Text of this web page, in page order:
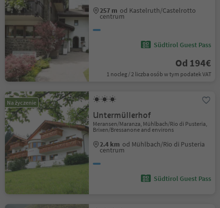
257 m od Kastelruth/Castelrotto
centrum
Südtirol Guest Pass
Od 194€
1 nocleg / 2 liczba osób w tym podatek VAT
Na życzenie
Untermüllerhof
Meransen/Maranza, Mühlbach/Rio di Pusteria,
Brixen/Bressanone and environs
2.4 km od Mühlbach/Rio di Pusteria
centrum
Südtirol Guest Pass